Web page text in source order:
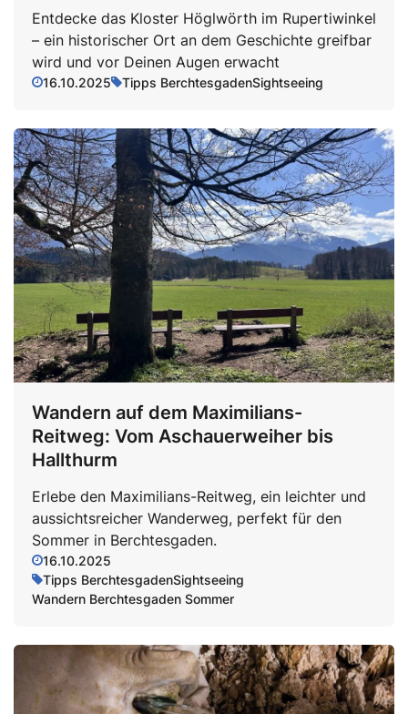
Entdecke das Kloster Höglwörth im Rupertiwinkel
– ein historischer Ort an dem Geschichte greifbar
wird und vor Deinen Augen erwacht
16.10.2025 Tipps BerchtesgadenSightseeing
Wandern auf dem Maximilians-
Reitweg: Vom Aschauerweiher bis
Hallthurm
Erlebe den Maximilians-Reitweg, ein leichter und
aussichtsreicher Wanderweg, perfekt für den
Sommer in Berchtesgaden.
16.10.2025
Tipps BerchtesgadenSightseeing
Wandern Berchtesgaden Sommer